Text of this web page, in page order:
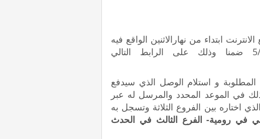
ابتداء من نهارالاثنين الواقع فيه
12/6/2023 ولغاية نهاراالاربعاء في 5/7/2023 ضمنا وذلك على الرابط التالي
و استلام الوصل الذي سيدفع
في الموعد المحدد والمرسل له عبر
اختاره بين الفروع الثلاثة وتسجل به
في رومية- الفرع الثالث في الحدث